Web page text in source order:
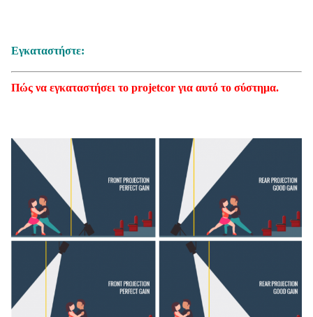
Εγκαταστήστε:
Πώς να εγκαταστήσει το projetcor για αυτό το σύστημα.